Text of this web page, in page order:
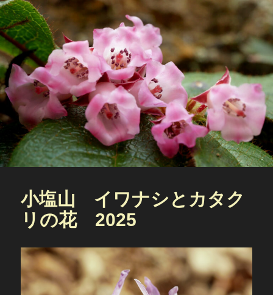
小塩山 イワナシとカタク
リの花 2025